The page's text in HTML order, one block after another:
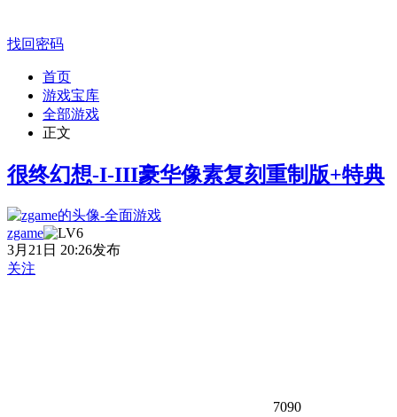
找回密码
首页
游戏宝库
全部游戏
正文
很终幻想-I-III豪华像素复刻重制版+特典
zgame
3月21日 20:26发布
关注
7090